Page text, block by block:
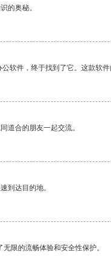
的奥秘。
软件，终于找到了它。这款软
道合的朋友一起交流。
到达目的地。
限的流畅体验和安全性保护。